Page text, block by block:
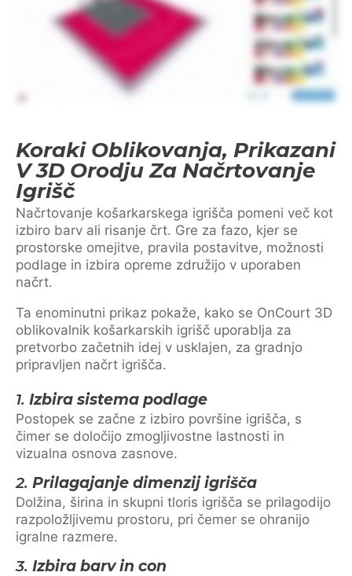
Koraki Oblikovanja, Prikazani
V 3D Orodju Za Načrtovanje
Igrišč
Načrtovanje košarkarskega igrišča pomeni več kot
izbiro barv ali risanje črt. Gre za fazo, kjer se
prostorske omejitve, pravila postavitve, možnosti
podlage in izbira opreme združijo v uporaben
načrt.
Ta enominutni prikaz pokaže, kako se OnCourt 3D
oblikovalnik košarkarskih igrišč uporablja za
pretvorbo začetnih idej v usklajen, za gradnjo
pripravljen načrt igrišča.
1. Izbira sistema podlage
Postopek se začne z izbiro površine igrišča, s
čimer se določijo zmogljivostne lastnosti in
vizualna osnova zasnove.
2. Prilagajanje dimenzij igrišča
Dolžina, širina in skupni tloris igrišča se prilagodijo
razpoložljivemu prostoru, pri čemer se ohranijo
igralne razmere.
3. Izbira barv in con